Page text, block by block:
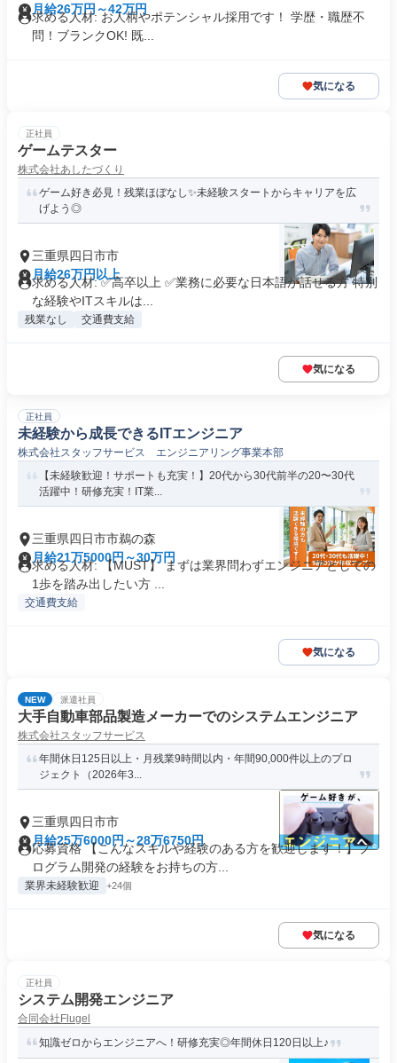
月給26万円～42万円
求める人材: お人柄やポテンシャル採用です！ 学歴・職歴不
問！ブランクOK! 既...
気になる
正社員
ゲームテスター
株式会社あしたづくり
ゲーム好き必見！残業ほぼなし✨未経験スタートからキャリアを広
げよう◎
三重県四日市市
月給26万円以上
求める人材: ✅高卒以上 ✅業務に必要な日本語が話せる方 特別
な経験やITスキルは...
残業なし 交通費支給
気になる
正社員
未経験から成長できるITエンジニア
株式会社スタッフサービス エンジニアリング事業本部
【未経験歓迎！サポートも充実！】20代から30代前半の20〜30代
活躍中！研修充実！IT業...
三重県四日市市鵜の森
月給21万5000円～30万円
求める人材: 【MUST】 まずは業界問わずエンジニアとしての
1歩を踏み出したい方 ...
交通費支給
気になる
NEW 派遣社員
大手自動車部品製造メーカーでのシステムエンジニア
株式会社スタッフサービス
年間休日125日以上・月残業9時間以内・年間90,000件以上のプロ
ジェクト（2026年3...
三重県四日市市
月給25万6000円～28万6750円
応募資格 【こんなスキルや経験のある方を歓迎します！】プ
ログラム開発の経験をお持ちの方...
業界未経験歓迎 +24個
気になる
正社員
システム開発エンジニア
合同会社Flugel
知識ゼロからエンジニアへ！研修充実◎年間休日120日以上♪